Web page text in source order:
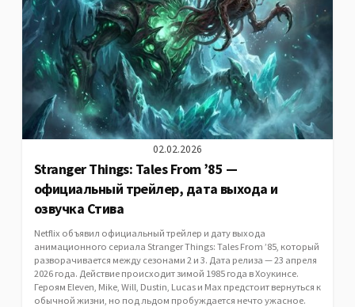
02.02.2026
Stranger Things: Tales From ’85 —
официальный трейлер, дата выхода и
озвучка Стива
Netflix объявил официальный трейлер и дату выхода
анимационного сериала Stranger Things: Tales From ’85, который
разворачивается между сезонами 2 и 3. Дата релиза — 23 апреля
2026 года. Действие происходит зимой 1985 года в Хоукинсе.
Героям Eleven, Mike, Will, Dustin, Lucas и Max предстоит вернуться к
обычной жизни, но под льдом пробуждается нечто ужасное.